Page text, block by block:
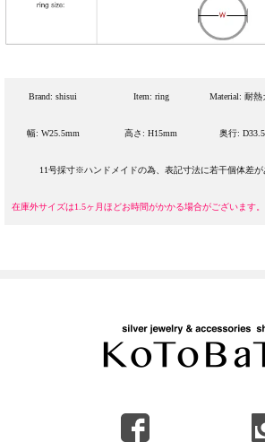
Brand: shisui Item: ring Material: 耐熱
幅: W25.5mm 高さ: H15mm 奥行:
11号採寸※ハンドメイドの為、表記寸法に若干個体差が
在庫外サイズは1.5ヶ月ほどお時間がかかる場合がございます